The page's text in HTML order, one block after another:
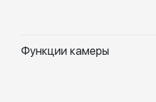
Функции камеры